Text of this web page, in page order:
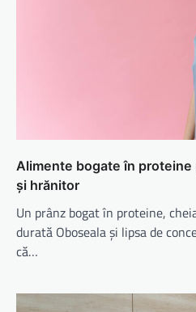
Alimente bogate în
și hrănitor
Un prânz bogat în proteine,
durată Oboseala și lipsa de
că…